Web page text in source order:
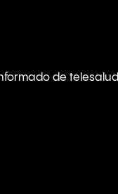
de telesalud